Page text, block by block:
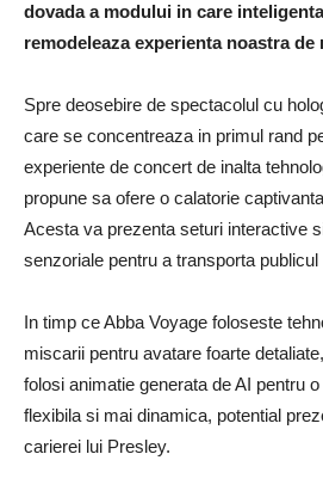
dovada a modului in care
remodeleaza experienta noastra
Spre deosebire de spectacolul cu
care se concentreaza in primul rand
experiente de concert de inalta
propune sa ofere o calatorie
Acesta va prezenta seturi interactive
senzoriale pentru a transporta publicul
In timp ce Abba Voyage foloseste
miscarii pentru avatare foarte
folosi animatie generata de AI pentru
flexibila si mai dinamica, potential
carierei lui Presley.